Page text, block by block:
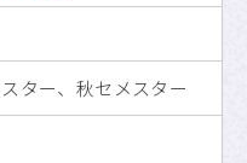
ター、秋セメスター